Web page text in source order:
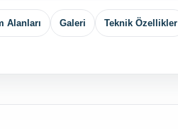
Alanları Galeri Teknik Özellikler